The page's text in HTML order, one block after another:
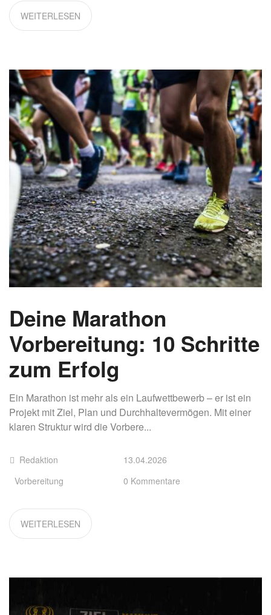
WEITERLESEN
Deine Marathon
Vorbereitung: 10 Schritte
zum Erfolg
Ein Marathon ist mehr als ein Laufwettbewerb – er ist ein
Projekt mit Ziel, Plan und Durchhaltevermögen. Mit einer
klaren Struktur wird die Vorbere...
Redaktion
Vorbereitung
13.04.2026
0 Kommentare
WEITERLESEN